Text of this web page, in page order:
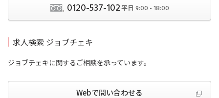
0120-537-102平日 9:00 - 18:00
求人検索 ジョブチェキ
ジョブチェキに関するご相談を承っています。
Webで問い合わせる